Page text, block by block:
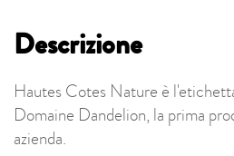
Descrizione
Hautes Cotes Nature è
Domaine Dandelion, la prima
azienda.